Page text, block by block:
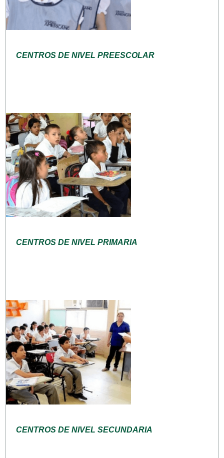
CENTROS DE NIVEL PREESCOLAR
CENTROS DE NIVEL PRIMARIA
CENTROS DE NIVEL SECUNDARIA